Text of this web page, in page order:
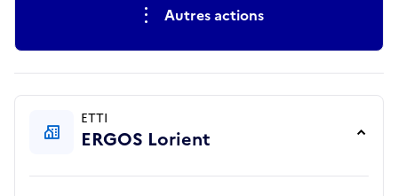
Autres actions
ETTI
ERGOS Lorient